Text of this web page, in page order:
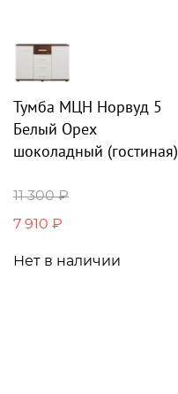
Тумба МЦН Норвуд 5
Белый Орех
шоколадный (гостиная)
11 300 ₽
7 910 ₽
Нет в наличии